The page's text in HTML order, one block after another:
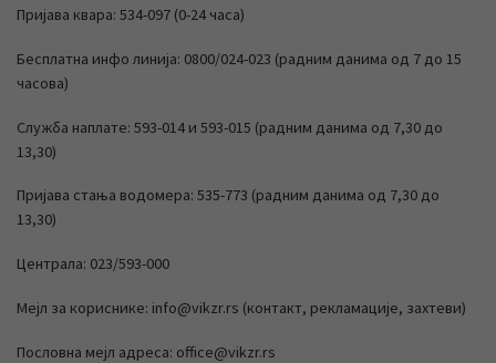
Пријава квара: 534-097 (0-24 часа)
Бесплатна инфо линија: 0800/024-023 (радним данима од 7 до 15
часова)
Служба наплате: 593-014 и 593-015 (радним данима од 7,30 до
13,30)
Пријава стања водомера: 535-773 (радним данима од 7,30 до
13,30)
Централа: 023/593-000
Мејл за кориснике: info@vikzr.rs (контакт, рекламације, захтеви)
Пословна мејл адреса: office@vikzr.rs